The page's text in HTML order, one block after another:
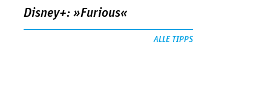
Disney+: »Furious«
ALLE TIPPS